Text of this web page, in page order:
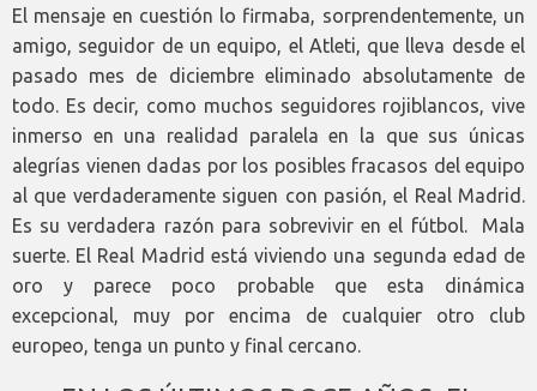
El mensaje en cuestión lo firmaba, sorprendentemente, un
amigo, seguidor de un equipo, el Atleti, que lleva desde el
pasado mes de diciembre eliminado absolutamente de
todo. Es decir, como muchos seguidores rojiblancos, vive
inmerso en una realidad paralela en la que sus únicas
alegrías vienen dadas por los posibles fracasos del equipo
al que verdaderamente siguen con pasión, el Real Madrid.
Es su verdadera razón para sobrevivir en el fútbol. Mala
suerte. El Real Madrid está viviendo una segunda edad de
oro y parece poco probable que esta dinámica
excepcional, muy por encima de cualquier otro club
europeo, tenga un punto y final cercano.